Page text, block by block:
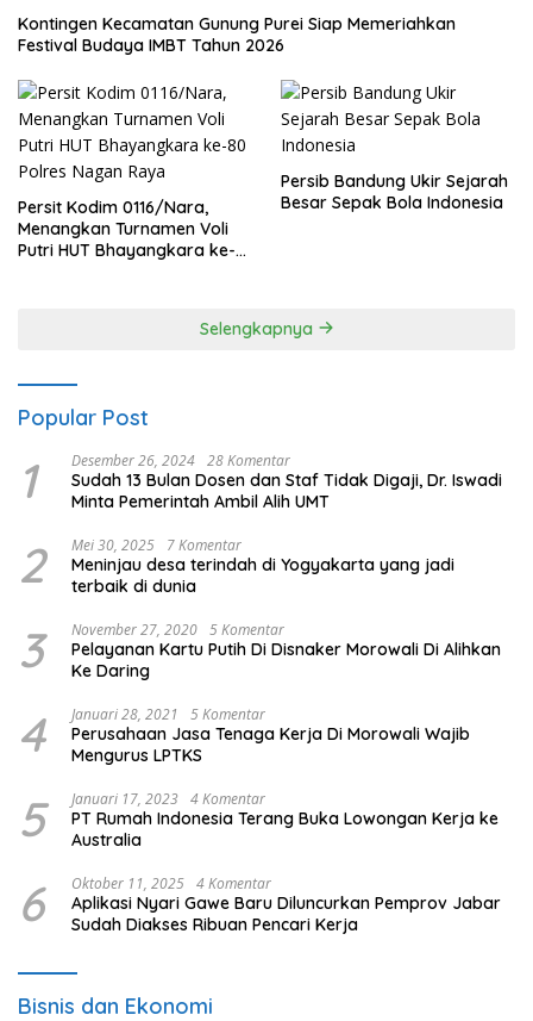
Kontingen Kecamatan Gunung Purei Siap Memeriahkan
Festival Budaya IMBT Tahun 2026
Persit Kodim 0116/Nara,
Menangkan Turnamen Voli
Putri HUT Bhayangkara ke-
Persib Bandung Ukir Sejarah
Besar Sepak Bola Indonesia
Selengkapnya
Popular Post
1 Desember 26, 2024 28 Komentar
Sudah 13 Bulan Dosen dan Staf Tidak Digaji, Dr. Iswadi
Minta Pemerintah Ambil Alih UMT
2 Mei 30, 2025 7 Komentar
Meninjau desa terindah di Yogyakarta yang jadi
terbaik di dunia
3 November 27, 2020 5 Komentar
Pelayanan Kartu Putih Di Disnaker Morowali Di Alihkan
Ke Daring
4 Januari 28, 2021 5 Komentar
Perusahaan Jasa Tenaga Kerja Di Morowali Wajib
Mengurus LPTKS
5 Januari 17, 2023 4 Komentar
PT Rumah Indonesia Terang Buka Lowongan Kerja ke
Australia
6 Oktober 11, 2025 4 Komentar
Aplikasi Nyari Gawe Baru Diluncurkan Pemprov Jabar
Sudah Diakses Ribuan Pencari Kerja
Bisnis dan Ekonomi